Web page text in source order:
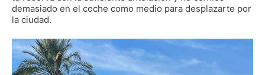
demasiado en el coche como medio para desplazarte por
la ciudad.